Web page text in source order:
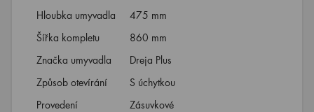
Hloubka umyvadla
475 mm
Šířka kompletu
860 mm
Značka umyvadla
Dreja Plus
Způsob otevírání
S úchytkou
Provedení
Zásuvkové